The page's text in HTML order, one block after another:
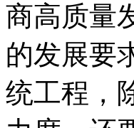
商高质量
的发展要
统工程，